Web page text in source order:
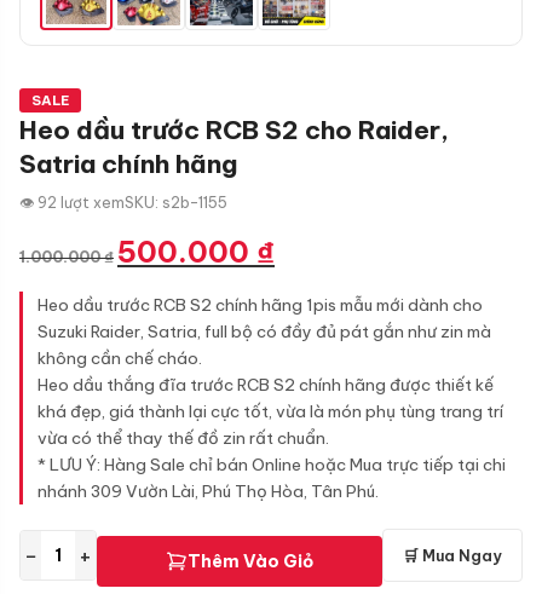
SALE
Heo dầu trước RCB S2 cho Raider,
Satria chính hãng
👁 92 lượt xemSKU: s2b-1155
1.000.000₫
Giá
gốc
là:
1.000.000 ₫.
500.000 ₫
hiện
tại
là:
Heo dầu trước RCB S2 chính hãng 1pis mẫu mới dành cho
Suzuki Raider, Satria, full bộ có đầy đủ pát gắn như zin mà
không cần chế cháo.
Heo dầu thắng đĩa trước RCB S2 chính hãng được thiết kế
khá đẹp, giá thành lại cực tốt, vừa là món phụ tùng trang trí
vừa có thể thay thế đồ zin rất chuẩn.
* LƯU Ý: Hàng Sale chỉ bán Online hoặc Mua trực tiếp tại chi
nhánh 309 Vườn Lài, Phú Thọ Hòa, Tân Phú.
− + Thêm Vào Giỏ 🛒 Mua Ngay